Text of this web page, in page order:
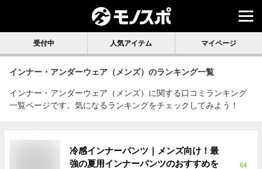
受付中 人気アイテム マイページ
インナー・アンダーウェア（メンズ） のランキング一覧
インナー・アンダーウェア（メンズ）に関する口コミランキング
一覧ページです。気になるランキングをチェックしてみよう！
冷感インナーパンツ｜メンズ向け！最
強の夏用インナーパンツのおすすめを
64